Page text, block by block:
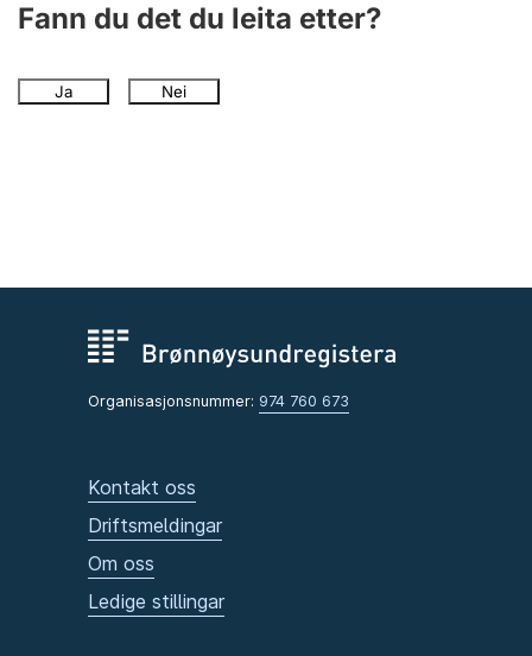
Fann du det du leita etter?
Ja Nei
Organisasjonsnummer: 974 760 673
Kontakt oss
Driftsmeldingar
Om oss
Ledige stillingar